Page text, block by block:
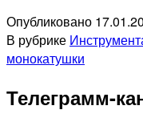
Опубликовано
В рубрике
монокатушки
Телеграмм-